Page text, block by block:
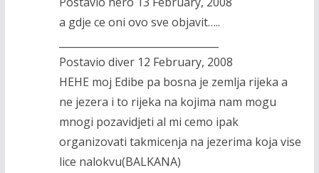
a gdje ce oni ovo sve objavit…..
Postavio diver 12 February, 2008
HEHE moj Edibe pa bosna je zemlja rijeka a
ne jezera i to rijeka na kojima nam mogu
mnogi pozavidjeti al mi cemo ipak
organizovati takmicenja na jezerima koja vise
lice nalokvu(BALKANA)